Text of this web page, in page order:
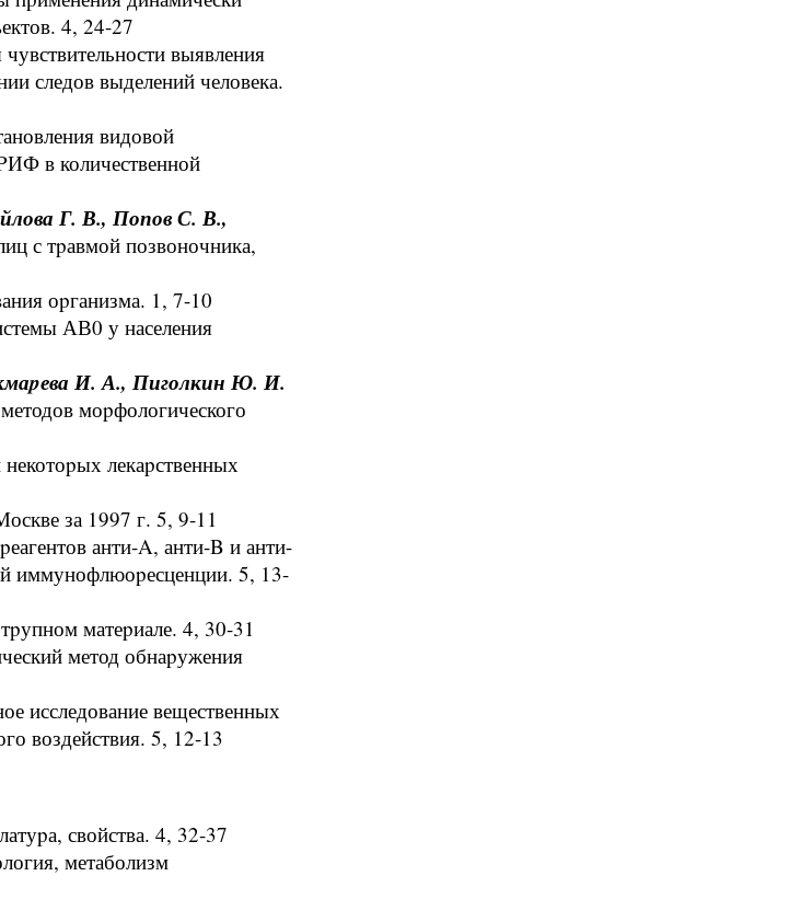
4, 24-27
выявления
следов выделений человека.
видовой
в количественной
Г. В., Попов С. В.,
с тpавмой позвоночника,
оpганизма. 1, 7-10
АВ0 у населения
И. А., Пиголкин Ю. И.
моpфологического
лекаpственных
за 1997 г. 5, 9-11
анти-A, анти-B и анти-
иммунофлюоpесценции. 5, 13-
матеpиале. 4, 30-31
метод обнаpужения
исследование вещественных
воздействия. 5, 12-13
свойства. 4, 32-37
метаболизм